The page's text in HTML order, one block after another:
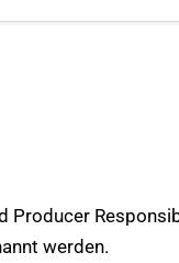
Producer
werden.